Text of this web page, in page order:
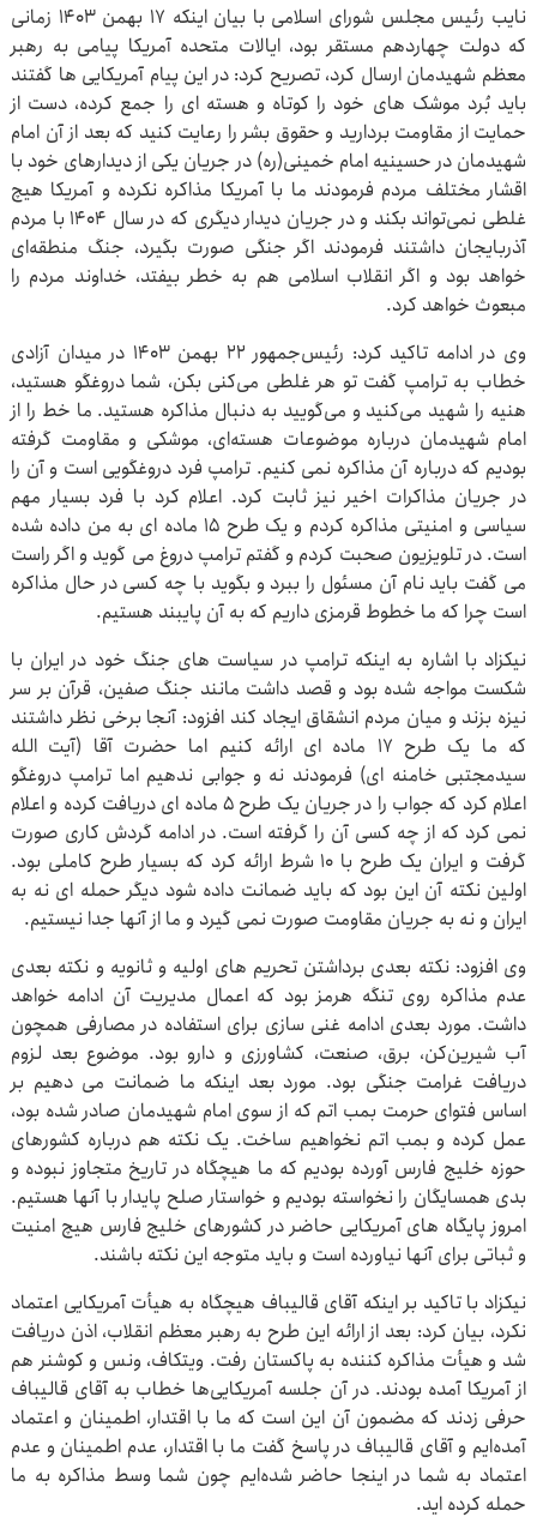
نایب رئیس مجلس شورای اسلامی با بیان اینکه ۱۷ بهمن ۱۴۰۳ زمانی
که دولت چهاردهم مستقر بود، ایالات متحده آمریکا پیامی به رهبر
معظم شهیدمان ارسال کرد، تصریح کرد: در این پیام آمریکایی ها گفتند
باید بُرد موشک های خود را کوتاه و هسته ای را جمع کرده، دست از
حمایت از مقاومت بردارید و حقوق بشر را رعایت کنید که بعد از آن امام
شهیدمان در حسینیه امام خمینی(ره) در جریان یکی از دیدارهای خود با
اقشار مختلف مردم فرمودند ما با آمریکا مذاکره نکرده و آمریکا هیچ
غلطی نمی‌تواند بکند و در جریان دیدار دیگری که در سال ۱۴۰۴ با مردم
آذربایجان داشتند فرمودند اگر جنگی صورت بگیرد، جنگ منطقه‌ای
خواهد بود و اگر انقلاب اسلامی هم به خطر بیفتد، خداوند مردم را
مبعوث خواهد کرد.
وی در ادامه تاکید کرد: رئیس‌جمهور ۲۲ بهمن ۱۴۰۳ در میدان آزادی
خطاب به ترامپ گفت تو هر غلطی می‌کنی بکن، شما دروغگو هستید،
هنیه را شهید می‌کنید و می‌گویید به دنبال مذاکره هستید. ما خط را از
امام شهیدمان درباره موضوعات هسته‌ای، موشکی و مقاومت گرفته
بودیم که درباره آن مذاکره نمی کنیم. ترامپ فرد دروغگویی است و آن را
در جریان مذاکرات اخیر نیز ثابت کرد. اعلام کرد با فرد بسیار مهم
سیاسی و امنیتی مذاکره کردم و یک طرح ۱۵ ماده ای به من داده شده
است. در تلویزیون صحبت کردم و گفتم ترامپ دروغ می گوید و اگر راست
می گفت باید نام آن مسئول را ببرد و بگوید با چه کسی در حال مذاکره
است چرا که ما خطوط قرمزی داریم که به آن پایبند هستیم.
نیکزاد با اشاره به اینکه ترامپ در سیاست های جنگ خود در ایران با
شکست مواجه شده بود و قصد داشت مانند جنگ صفین، قرآن بر سر
نیزه بزند و میان مردم انشقاق ایجاد کند افزود: آنجا برخی نظر داشتند
که ما یک طرح ۱۷ ماده ای ارائه کنیم اما حضرت آقا (آیت الله
سیدمجتبی خامنه ای) فرمودند نه و جوابی ندهیم اما ترامپ دروغگو
اعلام کرد که جواب را در جریان یک طرح ۵ ماده ای دریافت کرده و اعلام
نمی کرد که از چه کسی آن را گرفته است. در ادامه گردش کاری صورت
گرفت و ایران یک طرح با ۱۰ شرط ارائه کرد که بسیار طرح کاملی بود.
اولین نکته آن این بود که باید ضمانت داده شود دیگر حمله ای نه به
ایران و نه به جریان مقاومت صورت نمی گیرد و ما از آنها جدا نیستیم.
وی افزود: نکته بعدی برداشتن تحریم های اولیه و ثانویه و نکته بعدی
عدم مذاکره روی تنگه هرمز بود که اعمال مدیریت آن ادامه خواهد
داشت. مورد بعدی ادامه غنی سازی برای استفاده در مصارفی همچون
آب شیرین‌کن، برق، صنعت، کشاورزی و دارو بود. موضوع بعد لزوم
دریافت غرامت جنگی بود. مورد بعد اینکه ما ضمانت می دهیم بر
اساس فتوای حرمت بمب اتم که از سوی امام شهیدمان صادر شده بود،
عمل کرده و بمب اتم نخواهیم ساخت. یک نکته هم درباره کشورهای
حوزه خلیج فارس آورده بودیم که ما هیچگاه در تاریخ متجاوز نبوده و
بدی همسایگان را نخواسته بودیم و خواستار صلح پایدار با آنها هستیم.
امروز پایگاه های آمریکایی حاضر در کشورهای خلیج فارس هیچ امنیت
و ثباتی برای آنها نیاورده است و باید متوجه این نکته باشند.
نیکزاد با تاکید بر اینکه آقای قالیباف هیچگاه به هیأت آمریکایی اعتماد
نکرد، بیان کرد: بعد از ارائه این طرح به رهبر معظم انقلاب، اذن دریافت
شد و هیأت مذاکره کننده به پاکستان رفت. ویتکاف، ونس و کوشنر هم
از آمریکا آمده بودند. در آن جلسه آمریکایی‌ها خطاب به آقای قالیباف
حرفی زدند که مضمون آن این است که ما با اقتدار، اطمینان و اعتماد
آمده‌ایم و آقای قالیباف در پاسخ گفت ما با اقتدار، عدم اطمینان و عدم
اعتماد به شما در اینجا حاضر شده‌ایم چون شما وسط مذاکره به ما
حمله کرده اید.